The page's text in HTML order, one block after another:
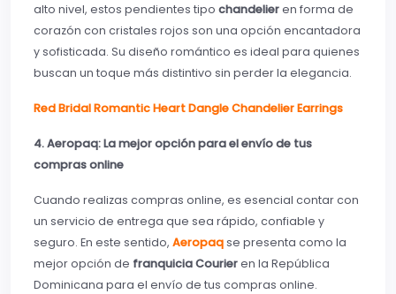
alto nivel, estos pendientes tipo chandelieren forma de
corazón con cristales rojos son una opción encantadora
y sofisticada. Su diseño romántico es ideal para quienes
buscan un toque más distintivo sin perder la elegancia.
Red Bridal Romantic Heart Dangle Chandelier Earrings
4. Aeropaq: La mejor opción para el envío de tus
compras online
Cuando realizas compras online, es esencial contar con
un servicio de entrega que sea rápido, confiable y
seguro. En este sentido, Aeropaqse presenta como la
mejor opción de franquicia Courieren la República
Dominicana para el envío de tus compras online.